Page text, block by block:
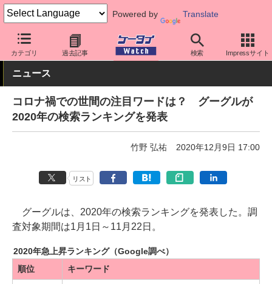
Powered by Translate
カテゴリ 過去記事 検索 Impressサイト
ケータイ Watch 業界動向 調査
ニュース
コロナ禍での世間の注目ワードは？ グーグルが
2020年の検索ランキングを発表
竹野 弘祐 2020年12月9日 17:00
リスト
グーグルは、2020年の検索ランキングを発表した。調
査対象期間は1月1日～11月22日。
2020年急上昇ランキング（Google調べ）
順位
キーワード